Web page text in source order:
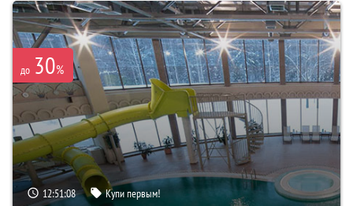
до 30%
12:51:07 Купи первым!